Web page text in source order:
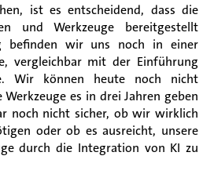
ist es entscheidend, dass die
und Werkzeuge bereitgestellt
befinden wir uns noch in einer
vergleichbar mit der Einführung
Wir können heute noch nicht
es in drei Jahren geben
noch nicht sicher, ob wir wirklich
oder ob es ausreicht, unsere
durch die Integration von KI zu